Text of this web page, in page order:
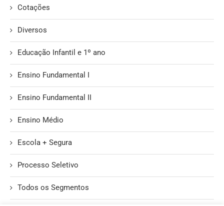
Cotações
Diversos
Educação Infantil e 1º ano
Ensino Fundamental I
Ensino Fundamental II
Ensino Médio
Escola + Segura
Processo Seletivo
Todos os Segmentos